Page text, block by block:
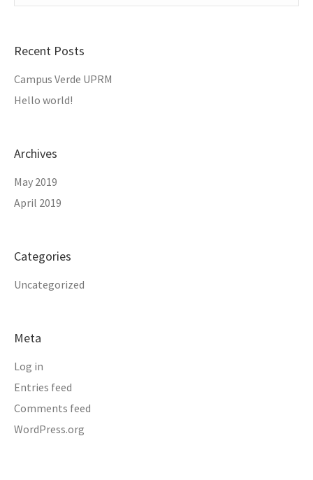
Recent Posts
Campus Verde UPRM
Hello world!
Archives
May 2019
April 2019
Categories
Uncategorized
Meta
Log in
Entries feed
Comments feed
WordPress.org